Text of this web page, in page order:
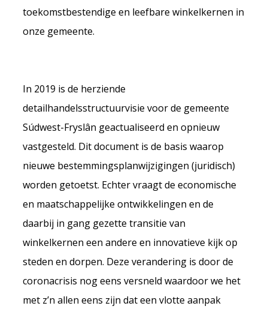
toekomstbestendige en leefbare winkelkernen in
onze gemeente.
In 2019 is de herziende
detailhandelsstructuurvisie voor de gemeente
Súdwest-Fryslân geactualiseerd en opnieuw
vastgesteld. Dit document is de basis waarop
nieuwe bestemmingsplanwijzigingen (juridisch)
worden getoetst. Echter vraagt de economische
en maatschappelijke ontwikkelingen en de
daarbij in gang gezette transitie van
winkelkernen een andere en innovatieve kijk op
steden en dorpen. Deze verandering is door de
coronacrisis nog eens versneld waardoor we het
met z’n allen eens zijn dat een vlotte aanpak